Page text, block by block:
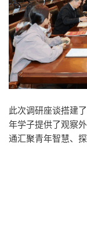
此次调研座谈搭建
年学子提供了观察
通汇聚青年智慧、